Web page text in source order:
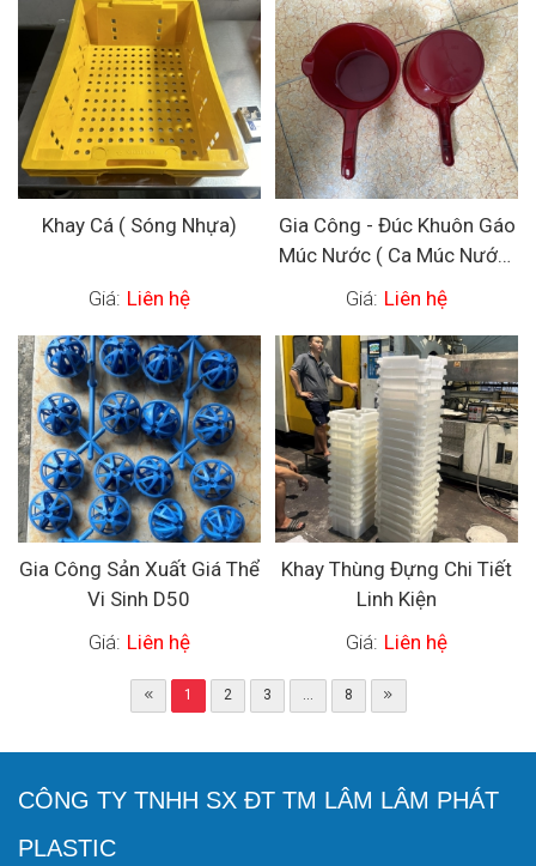
Khay Cá ( Sóng Nhựa)
Giá: Liên hệ
Gia Công - Đúc Khuôn Gáo
Múc Nước ( Ca Múc Nước)
Bằng Nhựa
Giá: Liên hệ
Gia Công Sản Xuất Giá Thể
Vi Sinh D50
Giá: Liên hệ
Khay Thùng Đựng Chi Tiết
Linh Kiện
Giá: Liên hệ
1 2 3 ... 8
CÔNG TY TNHH SX ĐT TM LÂM LÂM PHÁT
PLASTIC